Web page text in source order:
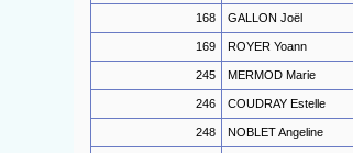
168 GALLON Joël
169 ROYER Yoann
245 MERMOD Marie
246 COUDRAY Estelle
248 NOBLET Angeline